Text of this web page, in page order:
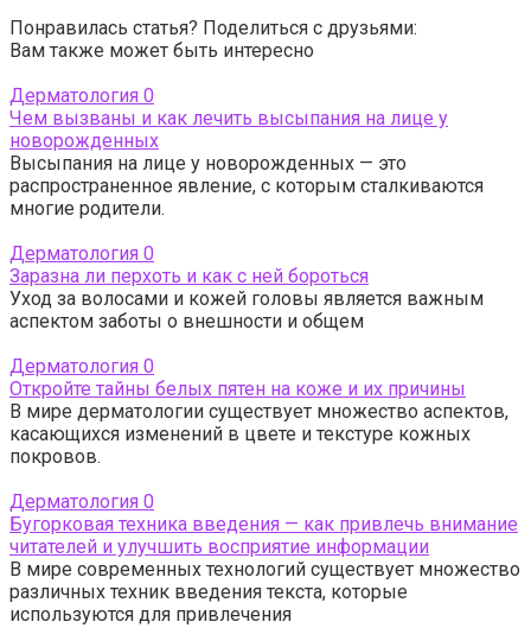
Понравилась статья? Поделиться с друзьями:
Вам также может быть интересно
Дерматология 0
Чем вызваны и как лечить высыпания на лице у
новорожденных
Высыпания на лице у новорожденных — это
распространенное явление, с которым сталкиваются
многие родители.
Дерматология 0
Заразна ли перхоть и как с ней бороться
Уход за волосами и кожей головы является важным
аспектом заботы о внешности и общем
Дерматология 0
Откройте тайны белых пятен на коже и их причины
В мире дерматологии существует множество аспектов,
касающихся изменений в цвете и текстуре кожных
покровов.
Дерматология 0
Бугорковая техника введения — как привлечь внимание
читателей и улучшить восприятие информации
В мире современных технологий существует множество
различных техник введения текста, которые
используются для привлечения